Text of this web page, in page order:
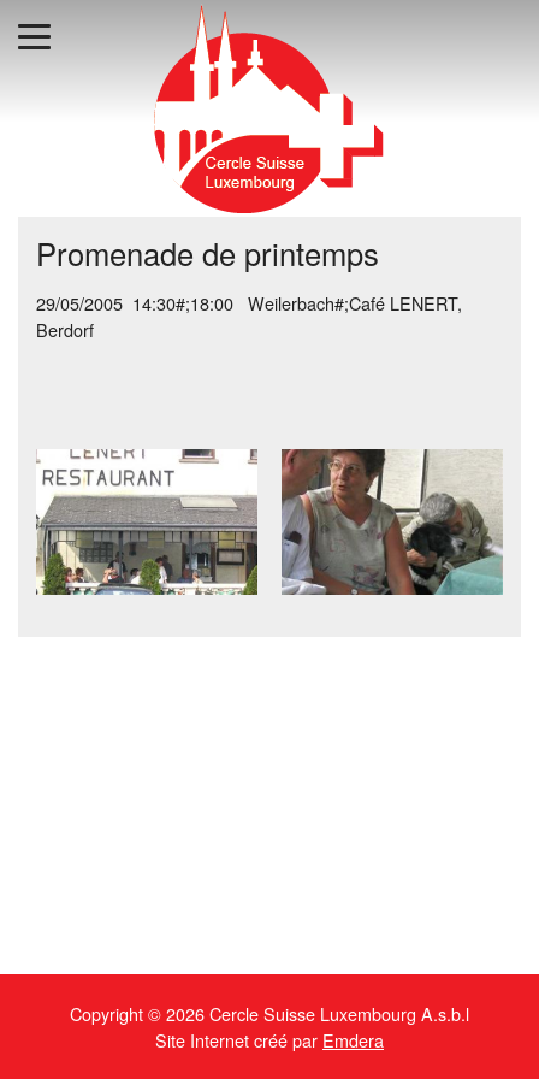
Promenade de printemps
29/05/2005 14:30#;18:00 Weilerbach#;Café LENERT,
Berdorf
Copyright © 2026 Cercle Suisse Luxembourg A.s.b.l
Site Internet créé par Emdera